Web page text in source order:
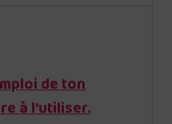
de ton
à l’utiliser.